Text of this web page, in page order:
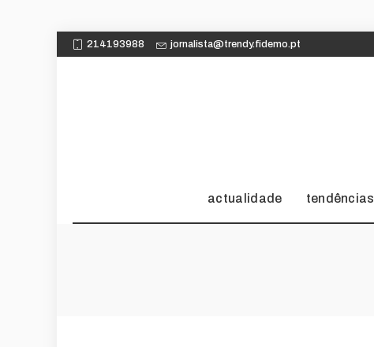
214193988 jornalista@trendy.fidemo.pt
actualidade tendências